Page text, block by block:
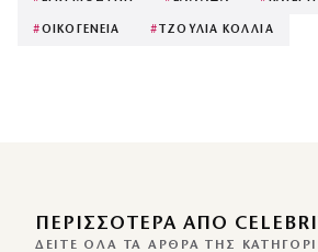
#ΟΙΚΟΓΕΝΕΙΑ # ΤΖΟΥΛΙΑ ΚΟΛΛΙΑ
ΠΕΡΙΣΣΌΤΕΡΑ ΑΠΌ
ΔΕΊΤΕ ΌΛΑ ΤΑ ΆΡΘΡΑ ΤΗΣ